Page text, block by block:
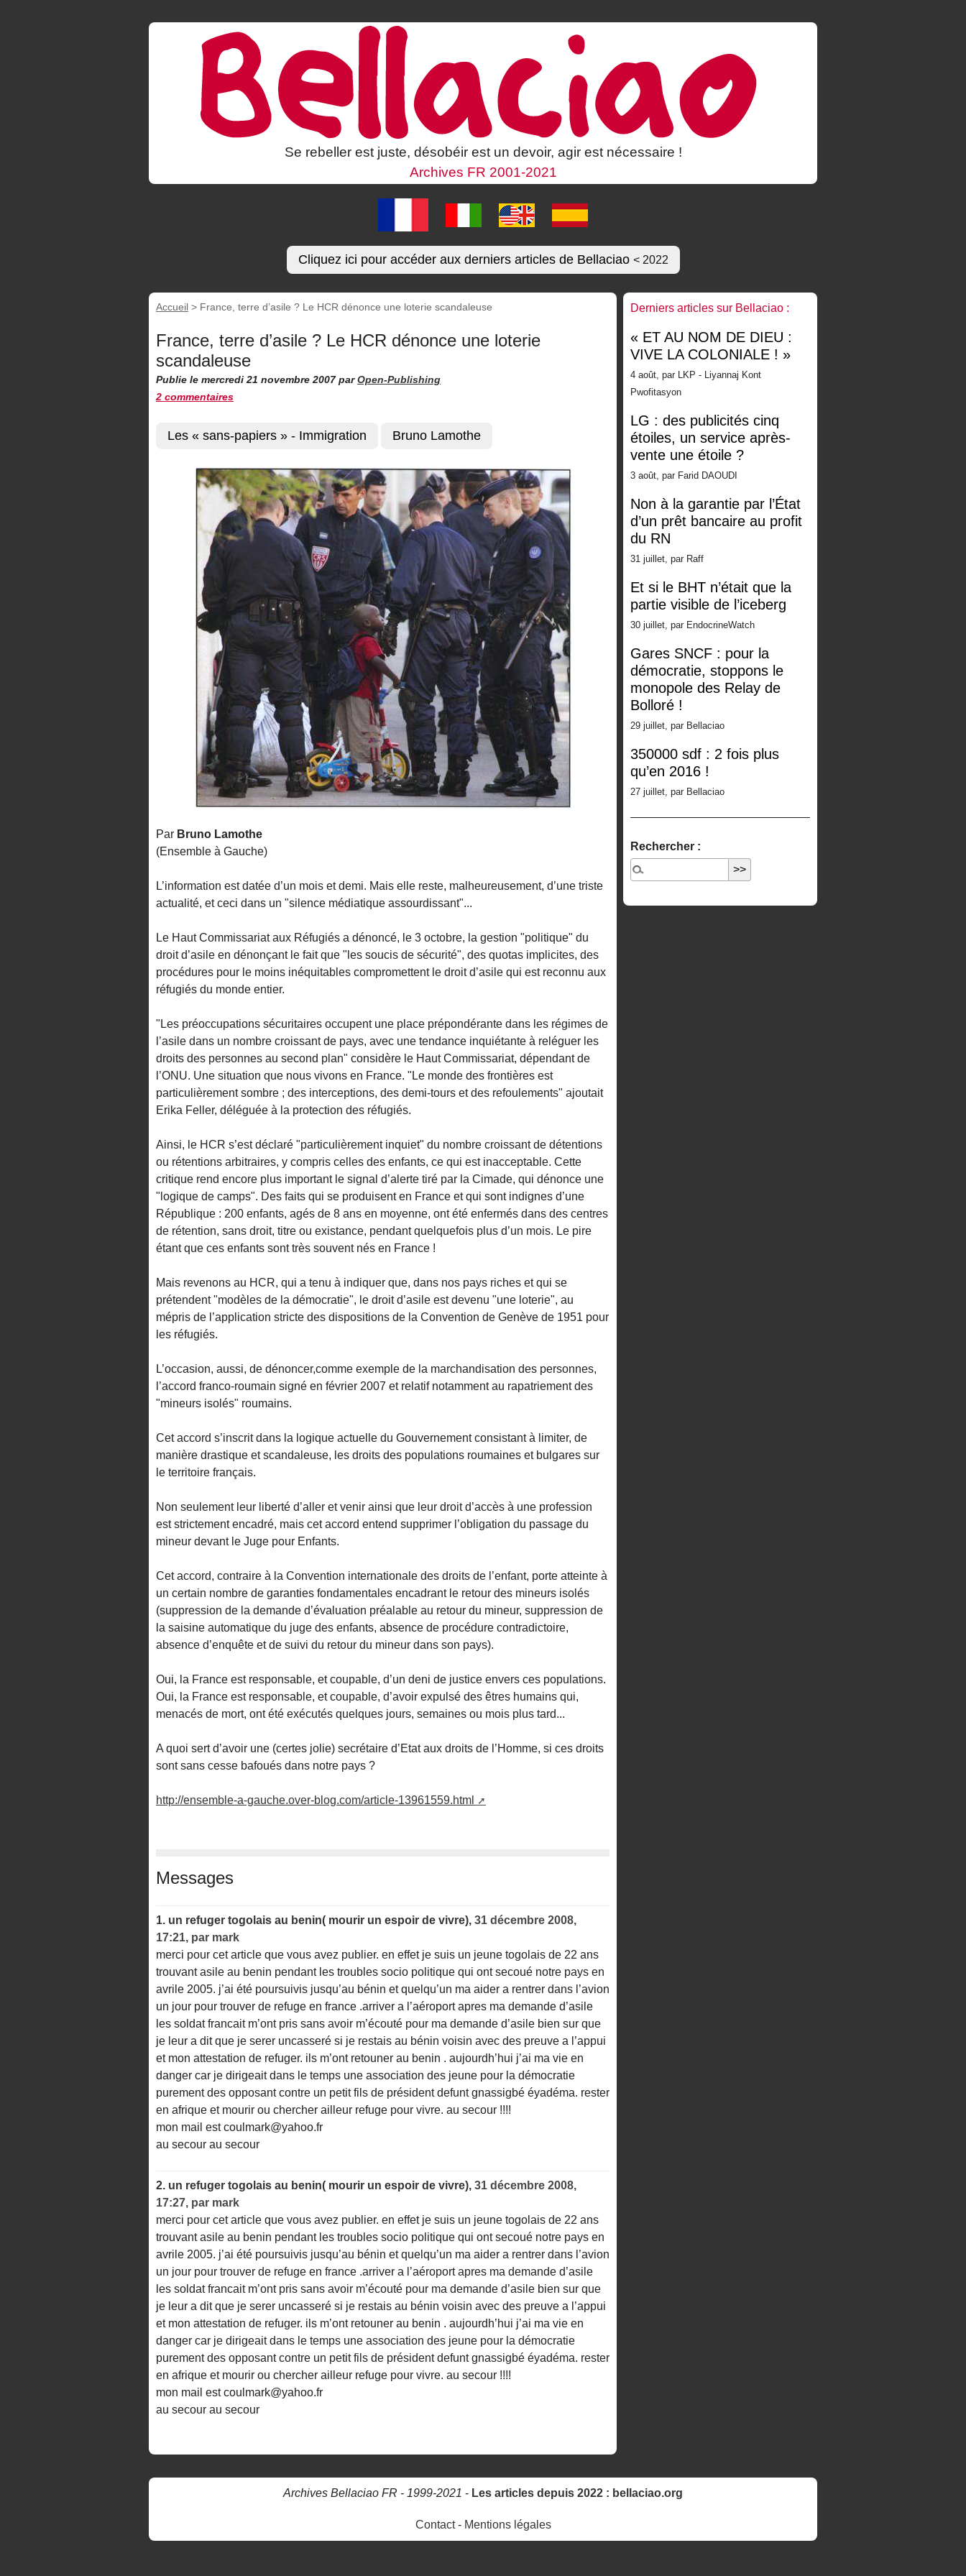
Se rebeller est juste, désobéir est un devoir, agir est nécessaire !
Archives FR 2001-2021
Cliquez ici pour accéder aux derniers articles de Bellaciao < 2022
Accueil > France, terre d’asile ? Le HCR dénonce une loterie scandaleuse
France, terre d’asile ? Le HCR dénonce une loterie
scandaleuse
Publie le mercredi 21 novembre 2007parOpen-Publishing
2 commentaires
Les « sans-papiers » - Immigration Bruno Lamothe
Par Bruno Lamothe
(Ensemble à Gauche)
L’information est datée d’un mois et demi. Mais elle reste, malheureusement, d’une triste
actualité, et ceci dans un "silence médiatique assourdissant"...
Le Haut Commissariat aux Réfugiés a dénoncé, le 3 octobre, la gestion "politique" du
droit d’asile en dénonçant le fait que "les soucis de sécurité", des quotas implicites, des
procédures pour le moins inéquitables compromettent le droit d’asile qui est reconnu aux
réfugiés du monde entier.
"Les préoccupations sécuritaires occupent une place prépondérante dans les régimes de
l’asile dans un nombre croissant de pays, avec une tendance inquiétante à reléguer les
droits des personnes au second plan" considère le Haut Commissariat, dépendant de
l’ONU. Une situation que nous vivons en France. "Le monde des frontières est
particulièrement sombre ; des interceptions, des demi-tours et des refoulements" ajoutait
Erika Feller, déléguée à la protection des réfugiés.
Ainsi, le HCR s’est déclaré "particulièrement inquiet" du nombre croissant de détentions
ou rétentions arbitraires, y compris celles des enfants, ce qui est inacceptable. Cette
critique rend encore plus important le signal d’alerte tiré par la Cimade, qui dénonce une
"logique de camps". Des faits qui se produisent en France et qui sont indignes d’une
République : 200 enfants, agés de 8 ans en moyenne, ont été enfermés dans des centres
de rétention, sans droit, titre ou existance, pendant quelquefois plus d’un mois. Le pire
étant que ces enfants sont très souvent nés en France !
Mais revenons au HCR, qui a tenu à indiquer que, dans nos pays riches et qui se
prétendent "modèles de la démocratie", le droit d’asile est devenu "une loterie", au
mépris de l’application stricte des dispositions de la Convention de Genève de 1951 pour
les réfugiés.
L’occasion, aussi, de dénoncer,comme exemple de la marchandisation des personnes,
l’accord franco-roumain signé en février 2007 et relatif notamment au rapatriement des
"mineurs isolés" roumains.
Cet accord s’inscrit dans la logique actuelle du Gouvernement consistant à limiter, de
manière drastique et scandaleuse, les droits des populations roumaines et bulgares sur
le territoire français.
Non seulement leur liberté d’aller et venir ainsi que leur droit d’accès à une profession
est strictement encadré, mais cet accord entend supprimer l’obligation du passage du
mineur devant le Juge pour Enfants.
Cet accord, contraire à la Convention internationale des droits de l’enfant, porte atteinte à
un certain nombre de garanties fondamentales encadrant le retour des mineurs isolés
(suppression de la demande d’évaluation préalable au retour du mineur, suppression de
la saisine automatique du juge des enfants, absence de procédure contradictoire,
absence d’enquête et de suivi du retour du mineur dans son pays).
Oui, la France est responsable, et coupable, d’un deni de justice envers ces populations.
Oui, la France est responsable, et coupable, d’avoir expulsé des êtres humains qui,
menacés de mort, ont été exécutés quelques jours, semaines ou mois plus tard...
A quoi sert d’avoir une (certes jolie) secrétaire d’Etat aux droits de l’Homme, si ces droits
sont sans cesse bafoués dans notre pays ?
http://ensemble-a-gauche.over-blog.com/article-13961559.html
Messages
1. un refuger togolais au benin( mourir un espoir de vivre), 31 décembre 2008,
17:21, par mark
merci pour cet article que vous avez publier. en effet je suis un jeune togolais de 22 ans
trouvant asile au benin pendant les troubles socio politique qui ont secoué notre pays en
avrile 2005. j’ai été poursuivis jusqu’au bénin et quelqu’un ma aider a rentrer dans l’avion
un jour pour trouver de refuge en france .arriver a l’aéroport apres ma demande d’asile
les soldat francait m’ont pris sans avoir m’écouté pour ma demande d’asile bien sur que
je leur a dit que je serer uncasseré si je restais au bénin voisin avec des preuve a l’appui
et mon attestation de refuger. ils m’ont retouner au benin . aujourdh’hui j’ai ma vie en
danger car je dirigeait dans le temps une association des jeune pour la démocratie
purement des opposant contre un petit fils de président defunt gnassigbé éyadéma. rester
en afrique et mourir ou chercher ailleur refuge pour vivre. au secour !!!!
mon mail est coulmark@yahoo.fr
au secour au secour
2. un refuger togolais au benin( mourir un espoir de vivre), 31 décembre 2008,
17:27, par mark
merci pour cet article que vous avez publier. en effet je suis un jeune togolais de 22 ans
trouvant asile au benin pendant les troubles socio politique qui ont secoué notre pays en
avrile 2005. j’ai été poursuivis jusqu’au bénin et quelqu’un ma aider a rentrer dans l’avion
un jour pour trouver de refuge en france .arriver a l’aéroport apres ma demande d’asile
les soldat francait m’ont pris sans avoir m’écouté pour ma demande d’asile bien sur que
je leur a dit que je serer uncasseré si je restais au bénin voisin avec des preuve a l’appui
et mon attestation de refuger. ils m’ont retouner au benin . aujourdh’hui j’ai ma vie en
danger car je dirigeait dans le temps une association des jeune pour la démocratie
purement des opposant contre un petit fils de président defunt gnassigbé éyadéma. rester
en afrique et mourir ou chercher ailleur refuge pour vivre. au secour !!!!
mon mail est coulmark@yahoo.fr
au secour au secour
Derniers articles sur Bellaciao :
« ET AU NOM DE DIEU :
VIVE LA COLONIALE ! »
4 août, par LKP - Liyannaj Kont
Pwofitasyon
LG : des publicités cinq
étoiles, un service après-
vente une étoile ?
3 août, par Farid DAOUDI
Non à la garantie par l’État
d’un prêt bancaire au profit
du RN
31 juillet, par Raff
Et si le BHT n’était que la
partie visible de l’iceberg
30 juillet, par EndocrineWatch
Gares SNCF : pour la
démocratie, stoppons le
monopole des Relay de
Bolloré !
29 juillet, par Bellaciao
350000 sdf : 2 fois plus
qu’en 2016 !
27 juillet, par Bellaciao
Rechercher :
Archives Bellaciao FR - 1999-2021 - Les articles depuis 2022 : bellaciao.org
Contact- Mentions légales